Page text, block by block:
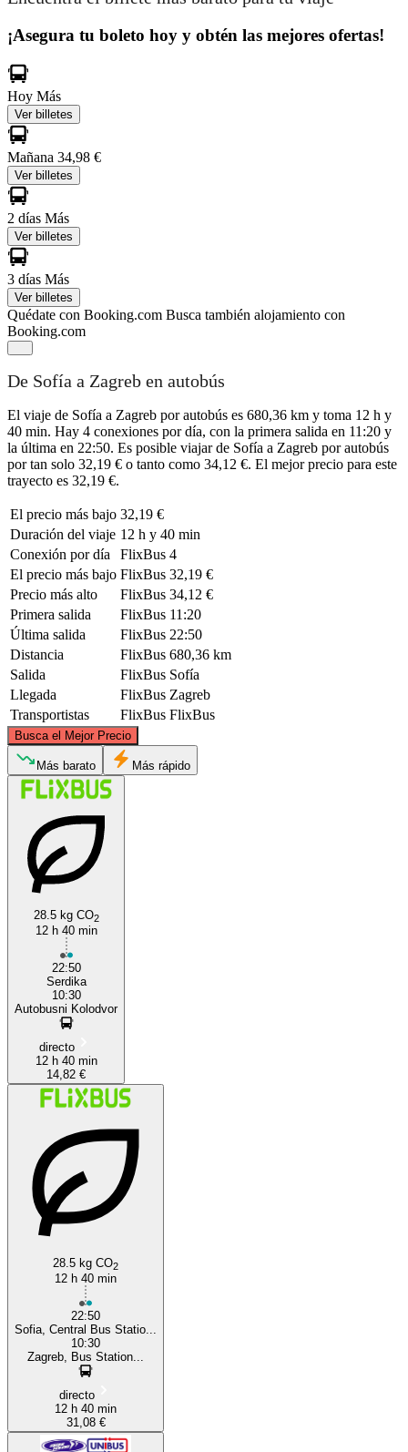
¡Asegura tu boleto hoy y obtén las mejores ofertas!
Hoy Más
Ver billetes
Mañana 34,98 €
Ver billetes
2 días Más
Ver billetes
3 días Más
Ver billetes
Quédate con Booking.com Busca también alojamiento con
Booking.com
De Sofía a Zagreb en autobús
El viaje de Sofía a Zagreb por autobús es 680,36 km y toma 12 h y
40 min. Hay 4 conexiones por día, con la primera salida en 11:20 y
la última en 22:50. Es posible viajar de Sofía a Zagreb por autobús
por tan solo 32,19 € o tanto como 34,12 €. El mejor precio para este
trayecto es 32,19 €.
El precio más bajo 32,19 €
Duración del viaje 12 h y 40 min
Conexión por día
FlixBus 4
El precio más bajo FlixBus 32,19 €
Precio más alto
FlixBus 34,12 €
Primera salida
FlixBus 11:20
Última salida
FlixBus 22:50
Distancia
FlixBus 680,36 km
Salida
FlixBus Sofía
Llegada
FlixBus Zagreb
Transportistas
FlixBus FlixBus
Busca el Mejor Precio
Zagreb
©
Más barato Más rápido
28.5 kg CO2
12 h 40 min
22:50
Serdika
10:30
Autobusni Kolodvor
directo
12 h 40 min
14,82 €
28.5 kg CO2
12 h 40 min
22:50
Sofia, Central Bus Statio...
10:30
Zagreb, Bus Station...
directo
12 h 40 min
31,08 €